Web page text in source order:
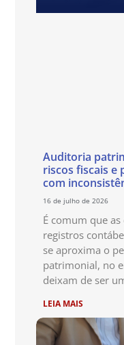
Auditoria
riscos fiscais e
com
16 de julho de 2026
É comum que
registros
se aproxima o
patrimonial, no
deixam de ser
LEIA MAIS